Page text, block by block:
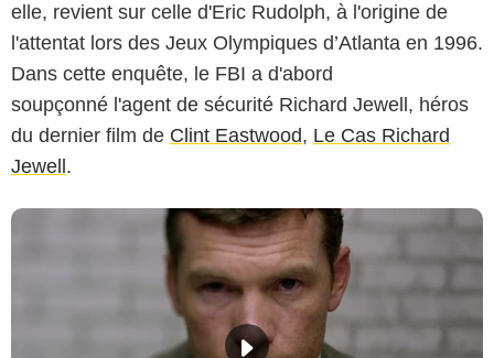
elle, revient sur celle d'Eric Rudolph, à l'origine de
l'attentat lors des Jeux Olympiques d’Atlanta en 1996.
Dans cette enquête, le FBI a d'abord
soupçonné l'agent de sécurité Richard Jewell, héros
du dernier film de Clint Eastwood, Le Cas Richard
Jewell .